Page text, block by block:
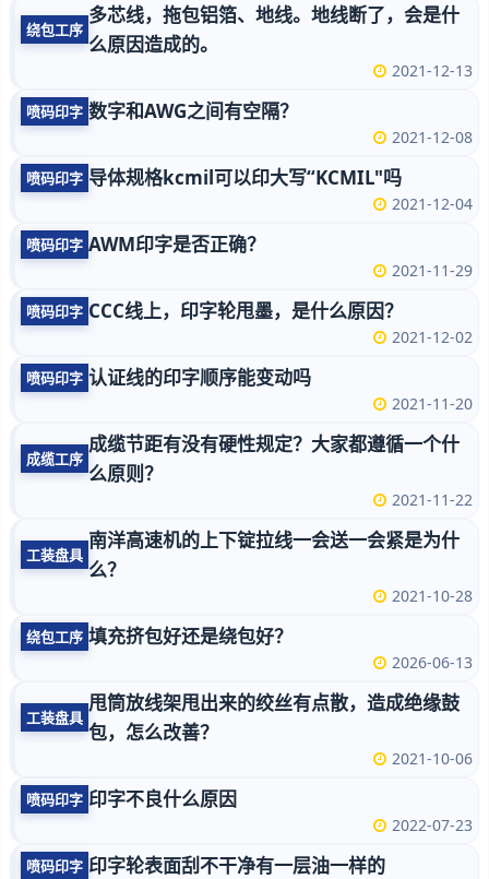
绕包工序
多芯线，拖包铝箔、地线。地线断了，会是什
么原因造成的。
2021-12-13
喷码印字 数字和AWG之间有空隔？
2021-12-08
喷码印字 导体规格kcmil可以印大写“KCMIL"吗
2021-12-04
喷码印字 AWM印字是否正确？
2021-11-29
喷码印字 CCC线上，印字轮甩墨，是什么原因？
2021-12-02
喷码印字 认证线的印字顺序能变动吗
2021-11-20
成缆工序
成缆节距有没有硬性规定？大家都遵循一个什
么原则？
2021-11-22
工装盘具
南洋高速机的上下锭拉线一会送一会紧是为什
么？
2021-10-28
绕包工序 填充挤包好还是绕包好？
2026-06-13
工装盘具
甩筒放线架甩出来的绞丝有点散，造成绝缘鼓
包，怎么改善？
2021-10-06
喷码印字 印字不良什么原因
2022-07-23
喷码印字 印字轮表面刮不干净有一层油一样的